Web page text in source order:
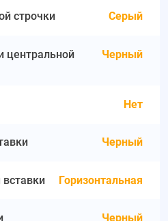
строчки Серый
центральной
Черный
Нет
Черный
Горизонтальная
Черный